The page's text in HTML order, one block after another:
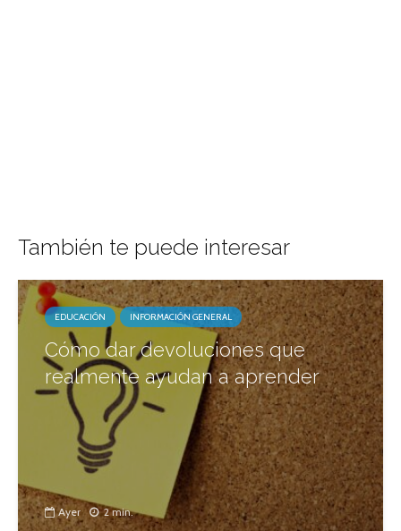
También te puede interesar
EDUCACIÓN INFORMACIÓN GENERAL
Cómo dar devoluciones que
realmente ayudan a aprender
Ayer 2 min.